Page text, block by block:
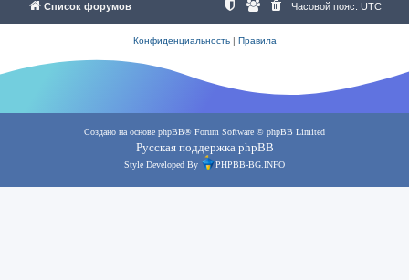
Список форумов Часовой пояс: UTC
Конфиденциальность| Правила
Создано на основе phpBB® Forum Software © phpBB Limited
Русская поддержка phpBB
Style Developed By PHPBB-BG.INFO